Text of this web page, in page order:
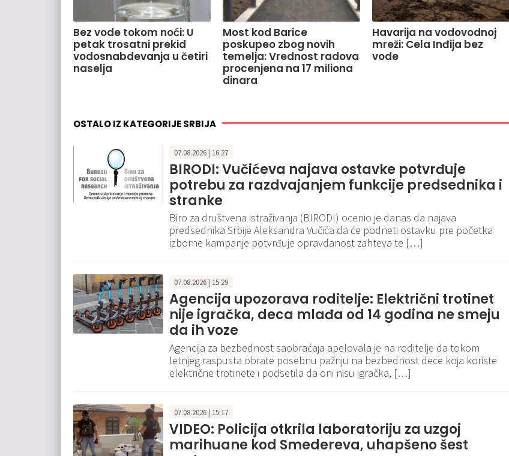
Bez vode tokom noći: U
petak trosatni prekid
vodosnabdevanja u četiri
naselja
Most kod Barice
poskupeo zbog novih
temelja: Vrednost radova
procenjena na 17 miliona
dinara
Havarija na vodovodnoj
mreži: Cela Inđija bez
vode
OSTALO IZ KATEGORIJE SRBIJA
07.08.2026 | 16:27
BIRODI: Vučićeva najava ostavke potvrđuje
potrebu za razdvajanjem funkcije predsednika i
stranke
Biro za društvena istraživanja (BIRODI) ocenio je danas da najava
predsednika Srbije Aleksandra Vučića da će podneti ostavku pre početka
izborne kampanje potvrđuje opravdanost zahteva te […]
07.08.2026 | 15:29
Agencija upozorava roditelje: Električni trotinet
nije igračka, deca mlađa od 14 godina ne smeju
da ih voze
Agencija za bezbednost saobraćaja apelovala je na roditelje da tokom
letnjeg raspusta obrate posebnu pažnju na bezbednost dece koja koriste
električne trotinete i podsetila da oni nisu igračka, […]
07.08.2026 | 15:17
VIDEO: Policija otkrila laboratoriju za uzgoj
marihuane kod Smedereva, uhapšeno šest